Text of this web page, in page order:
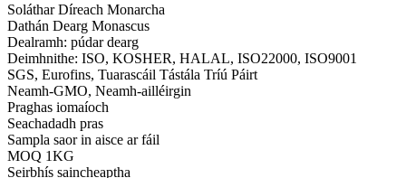
Soláthar Díreach Monarcha
Dathán Dearg Monascus
Dealramh: púdar dearg
Deimhnithe: ISO, KOSHER, HALAL, ISO22000, ISO9001
SGS, Eurofins, Tuarascáil Tástála Tríú Páirt
Neamh-GMO, Neamh-ailléirgin
Praghas iomaíoch
Seachadadh pras
Sampla saor in aisce ar fáil
MOQ 1KG
Seirbhís saincheaptha